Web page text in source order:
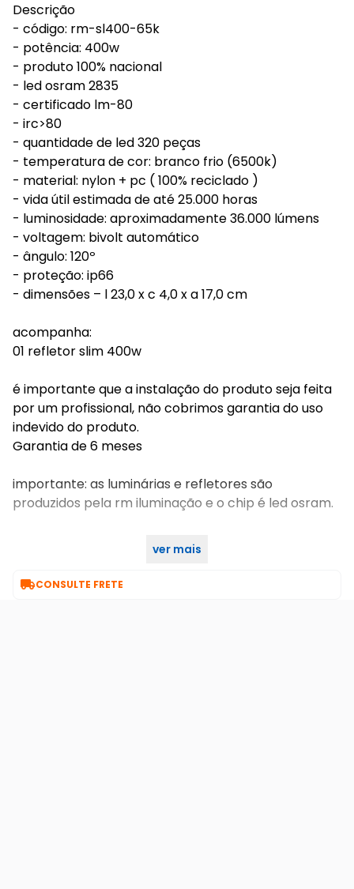
Descrição
- código: rm-sl400-65k
- potência: 400w
- produto 100% nacional
- led osram 2835
- certificado lm-80
- irc>80
- quantidade de led 320 peças
- temperatura de cor: branco frio (6500k)
- material: nylon + pc ( 100% reciclado )
- vida útil estimada de até 25.000 horas
- luminosidade: aproximadamente 36.000 lúmens
- voltagem: bivolt automático
- ângulo: 120º
- proteção: ip66
- dimensões – l 23,0 x c 4,0 x a 17,0 cm
acompanha:
01 refletor slim 400w
é importante que a instalação do produto seja feita
por um profissional, não cobrimos garantia do uso
indevido do produto.
Garantia de 6 meses
importante: as luminárias e refletores são
produzidos pela rm iluminação e o chip é led osram.
ver mais
CONSULTE FRETE